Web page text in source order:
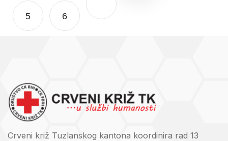
5 6
Crveni križ Tuzlanskog kantona koordinira rad 13